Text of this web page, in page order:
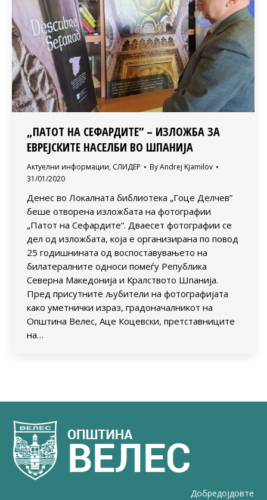
„ПАТОТ НА СЕФАРДИТЕ” – ИЗЛОЖБА ЗА
ЕВРЕЈСКИТЕ НАСЕЛБИ ВО ШПАНИЈА
Актуелни информации, СЛИДЕР ByAndrej Kjamilov
31/01/2020
Денес во Локалната библиотека „Гоце Делчев”
беше отворена изложбата на фотографии
„Патот на Сефардите“. Дваесет фотографии се
дел од изложбата, која е организирана по повод
25 годишнината од воспоставувањето на
билатералните односи помеѓу Република
Северна Македонија и Кралството Шпанија.
Пред присутните љубители на фотографијата
како уметнички израз, градоначалникот на
Општина Велес, Аце Коцевски, претставниците
на…
Добредојдовте